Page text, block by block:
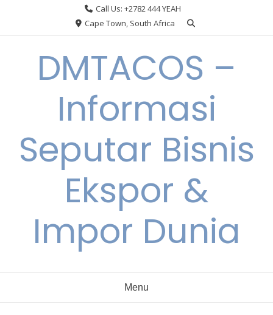
Call Us: +2782 444 YEAH
Cape Town, South Africa
DMTACOS –
Informasi
Seputar Bisnis
Ekspor &
Impor Dunia
Menu